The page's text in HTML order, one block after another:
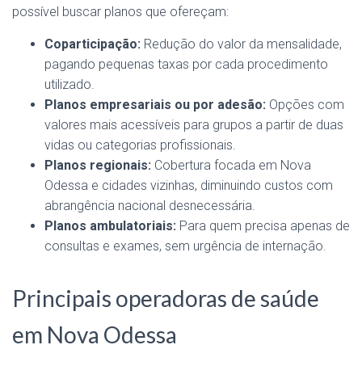
possível buscar planos que ofereçam:
Coparticipação: Redução do valor da mensalidade,
pagando pequenas taxas por cada procedimento
utilizado.
Planos empresariais ou por adesão: Opções com
valores mais acessíveis para grupos a partir de duas
vidas ou categorias profissionais.
Planos regionais: Cobertura focada em Nova
Odessa e cidades vizinhas, diminuindo custos com
abrangência nacional desnecessária.
Planos ambulatoriais: Para quem precisa apenas de
consultas e exames, sem urgência de internação.
Principais operadoras de saúde
em Nova Odessa